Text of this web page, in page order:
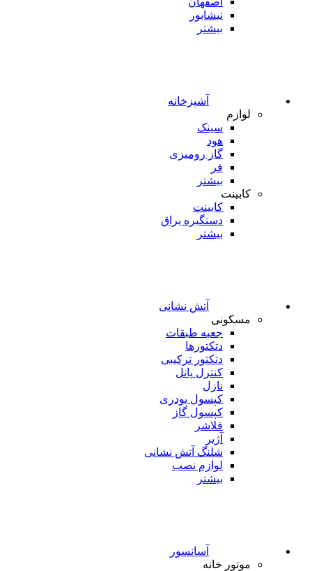
نیشابور
بیشتر
آشپزخانه
لوازم
سینک
هود
گاز رومیزی
فر
بیشتر
کابینت
کابینت
دستگیره یراق
بیشتر
آتش نشانی
مسکونی
جعبه طبقات
دتکتورها
دتکتور ترکیبی
کنترل پانل
نازل
کپسول پودری
کپسول گاز
فلاشر
آژیر
شلنگ آتش نشانی
لوازم نصب
بیشتر
آسانسور
موتور خانه